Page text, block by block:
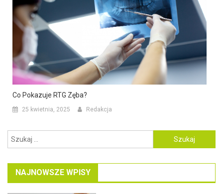
Co Pokazuje RTG Zęba?
25 kwietnia, 2025 Redakcja
Szukaj:
NAJNOWSZE WPISY